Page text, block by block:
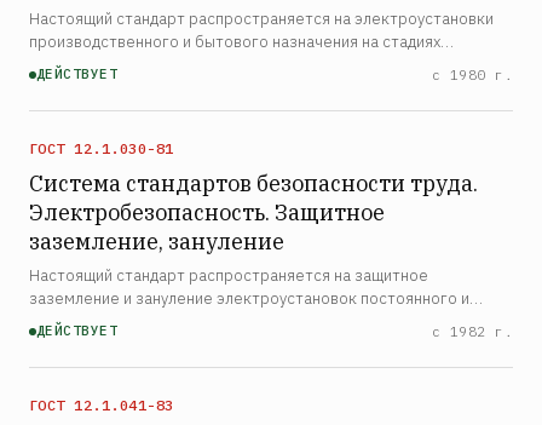
Настоящий стандарт распространяется на электроустановки
производственного и бытового назначения на стадиях
проектирования, изготовления, монтажа, наладки, испытаний и
эксплуатации и устанавливает общие требования по пред…
ДЕЙСТВУЕТ с 1980 г.
ГОСТ 12.1.030-81
Система стандартов безопасности труда.
Электробезопасность. Защитное
заземление, зануление
Настоящий стандарт распространяется на защитное
заземление и зануление электроустановок постоянного и
переменного тока частотой до 400 Гц и устанавливает
требования по обеспечению электробезопасности с помощью
защитного …
ДЕЙСТВУЕТ с 1982 г.
ГОСТ 12.1.041-83